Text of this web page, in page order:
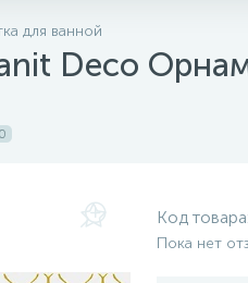
для ванной
Deco
0
Код товара:
Пока нет